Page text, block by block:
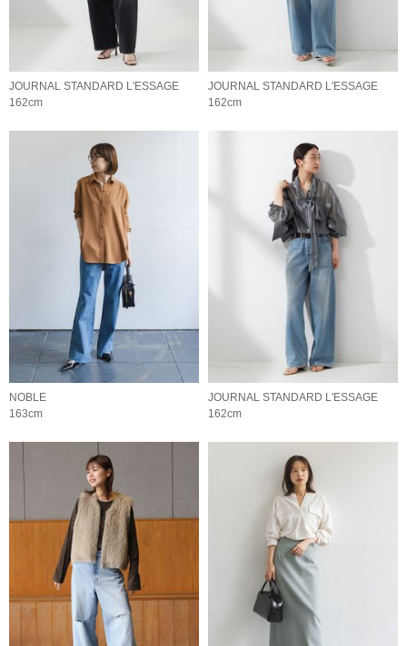
JOURNAL STANDARD L'ESSAGE
162cm
JOURNAL STANDARD L'ESSAGE
162cm
NOBLE
163cm
JOURNAL STANDARD L'ESSAGE
162cm